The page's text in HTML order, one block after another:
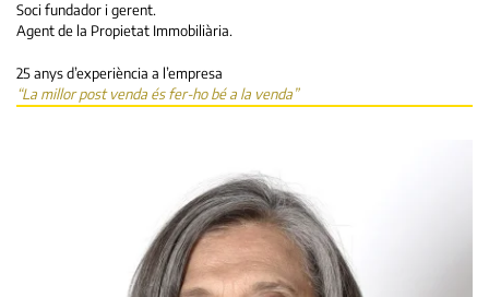
Soci fundador i gerent.
Agent de la Propietat Immobiliària.
25 anys d’experiència a l’empresa
“La millor post venda és fer-ho bé a la venda”